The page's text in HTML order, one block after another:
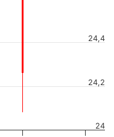
24
24,2
24,4